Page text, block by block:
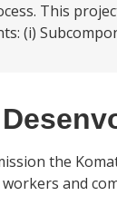
This
(i)
the
and